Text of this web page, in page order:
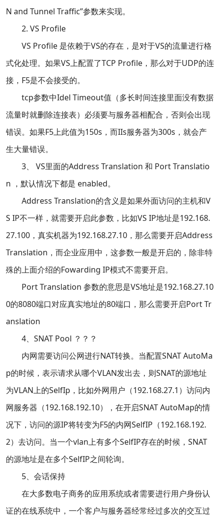
N and Tunnel Traffic”参数来实现。
2. VS Profile
VS Profile 是依赖于VS的存在，是对于VS的流量进行格
式化处理。如果VS上配置了TCP Profile，那么对于UDP的连
接，F5是不会接受的。
tcp参数中Idel Timeout值（多长时间连接里面没有数据
流量时就删除连接表）必须要与服务器相配合，否则会出现
错误。如果F5上此值为150s，而IIs服务器为300s，就会产
生大量错误。
3、 VS里面的Address Translation 和 Port Translatio
n ，默认情况下都是 enabled。
Address Translation的含义是如果外面访问的主机和V
S IP不一样，就需要开启此参数，比如VS IP地址是192.168.
27.100，真实机器为192.168.27.10，那么需要开启Address
Translation，而企业应用中，这参数一般是开启的，除非特
殊的上面介绍的Fowarding IP模式不需要开启。
Port Translation 参数的意思是VS地址是192.168.27.10
0的8080端口对应真实地址的80端口，那么需要开启Port Tr
anslation
4、SNAT Pool ？？？
内网需要访问公网进行NAT转换。当配置SNAT AutoMa
p的时候，表示请求从哪个VLAN发出去，则SNAT的源地址
为VLAN上的SelfIp，比如外网用户（192.168.27.1）访问内
网服务器（192.168.192.10），在开启SNAT AutoMap的情
况下，访问的源IP将转变为F5的内网SelfIP（192.168.192.
2）去访问。当一个vlan上有多个SelfIP存在的时候，SNAT
的源地址是在多个SelfIP之间轮询。
5、会话保持
在大多数电子商务的应用系统或者需要进行用户身份认
证的在线系统中，一个客户与服务器经常经过多次的交互过